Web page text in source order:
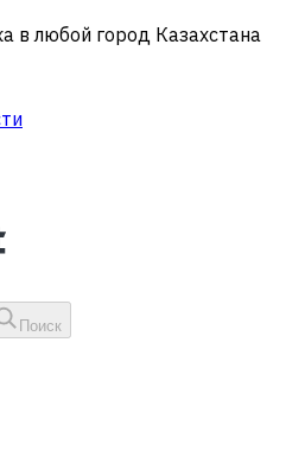
в любой город Казахстана
Поиск